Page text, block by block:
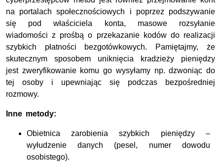
na portalach społecznościowych i poprzez podszywanie
się pod właściciela konta, masowe rozsyłanie
wiadomości z prośbą o przekazanie kodów do realizacji
szybkich płatności bezgotówkowych. Pamiętajmy, że
skutecznym sposobem uniknięcia kradzieży pieniędzy
jest zweryfikowanie komu go wysyłamy np. dzwoniąc do
tej osoby i upewniając się podczas bezpośredniej
rozmowy.
Inne metody:
Obietnica zarobienia szybkich pieniędzy –
wyłudzenie danych (pesel, numer dowodu
osobistego).